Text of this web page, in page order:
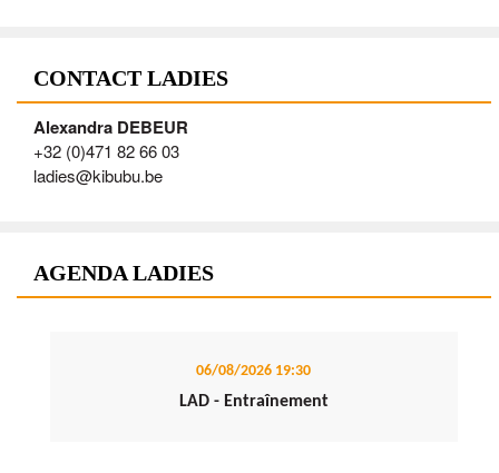
CONTACT LADIES
Alexandra DEBEUR
+32 (0)471 82 66 03
ladies@kibubu.be
AGENDA LADIES
06/08/2026 19:30
LAD - Entraînement